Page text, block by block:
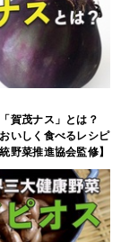
賀茂ナス」とは？
いしく食べるレシピ
野菜推進協会監修】